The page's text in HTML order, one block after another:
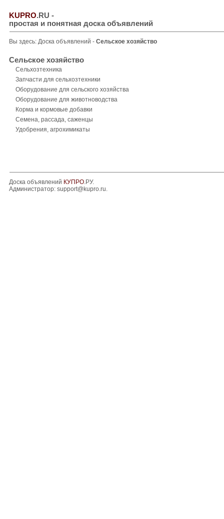
KUPRO.RU -
простая и понятная доска объявлений
Вы здесь: Доска объявлений - Сельское хозяйство
Сельское хозяйство
Сельхозтехника
Запчасти для сельхозтехники
Оборудование для сельского хозяйства
Оборудование для животноводства
Корма и кормовые добавки
Семена, рассада, саженцы
Удобрения, агрохимикаты
Доска объявлений КУПРО.РУ.
Администратор: support@kupro.ru.